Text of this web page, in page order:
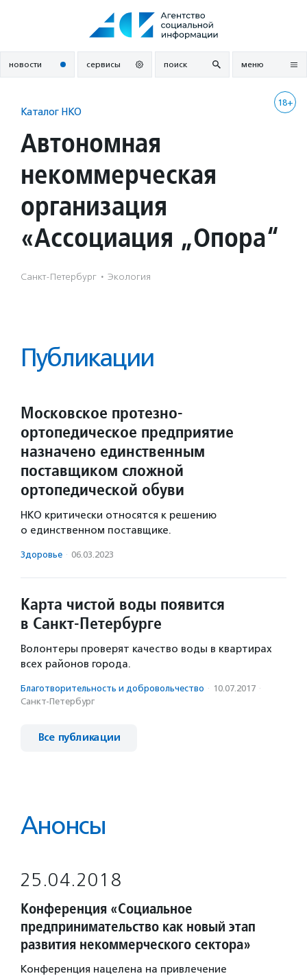
новости сервисы поиск меню
18+
Каталог НКО
Автономная
некоммерческая
организация
«Ассоциация „Опора“
Санкт-Петербург · Экология
Публикации
Московское протезно-
ортопедическое предприятие
назначено единственным
поставщиком сложной
ортопедической обуви
НКО критически относятся к решению
о единственном поставщике.
Здоровье · 06.03.2023
Карта чистой воды появится
в Санкт-Петербурге
Волонтеры проверят качество воды в квартирах
всех районов города.
Благотвори­тель­ность и доброволь­чест­во · 10.07.2017 ·
Санкт-Петербург
Все публикации
Анонсы
25.04.2018
Конференция «Социальное
предпринимательство как новый этап
развития некоммерческого сектора»
Конференция нацелена на привлечение